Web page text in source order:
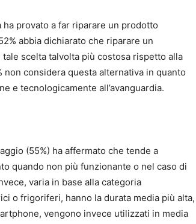
provato a far riparare un prodotto
abbia dichiarato che riparare un
scelta talvolta più costosa rispetto alla
considera questa alternativa in quanto
e tecnologicamente all’avanguardia.
(55%) ha affermato che tende a
quando non più funzionante o nel caso di
varia in base alla categoria
o frigoriferi, hanno la durata media più alta,
vengono invece utilizzati in media